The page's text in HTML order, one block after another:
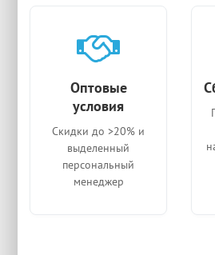
Оптовые
условия
Скидки до >20% и
выделенный
персональный
менеджер